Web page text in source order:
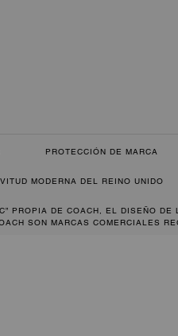
PROTECCIÓN DE MARCA
MODERNA DEL REINO UNIDO
PROPIA DE COACH, EL DISEÑO DE
SON MARCAS COMERCIALES